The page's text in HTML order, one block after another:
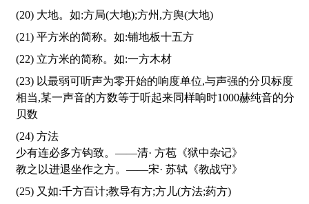
(20) 大地。如:方局(大地);方州,方舆(大地)
(21) 平方米的简称。如:铺地板十五方
(22) 立方米的简称。如:一方木材
(23) 以最弱可听声为零开始的响度单位,与声强的分贝标度
相当,某一声音的方数等于听起来同样响时1000赫纯音的分
贝数
(24) 方法
少有连必多方钩致。——清· 方苞《狱中杂记》
教之以进退坐作之方。——宋· 苏轼《教战守》
(25) 又如:千方百计;教导有方;方儿(方法;药方)